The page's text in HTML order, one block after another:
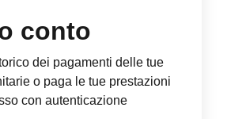
conto
dei pagamenti delle tue
o paga le tue prestazioni
con autenticazione